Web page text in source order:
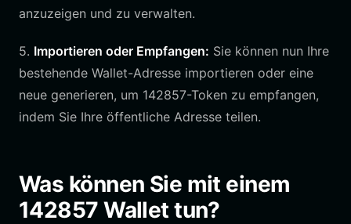
anzuzeigen und zu verwalten.
5. Importieren oder Empfangen: Sie können nun Ihre
bestehende Wallet-Adresse importieren oder eine
neue generieren, um 142857-Token zu empfangen,
indem Sie Ihre öffentliche Adresse teilen.
Was können Sie mit einem
142857 Wallet tun?